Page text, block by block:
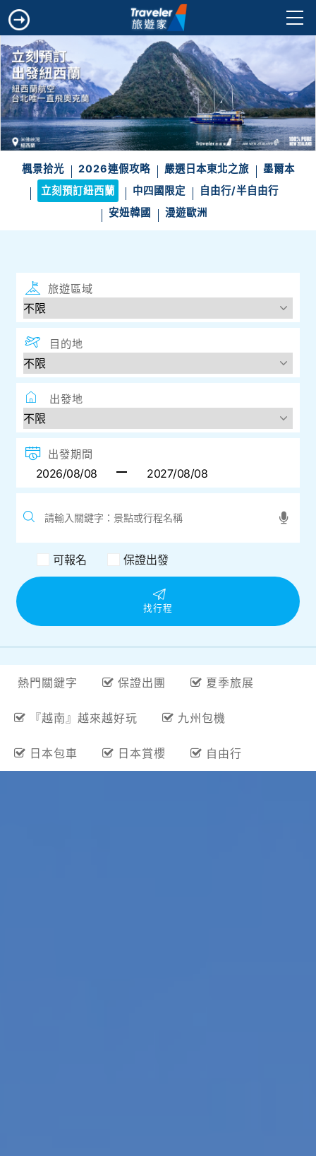
楓景拾光 2026連假攻略 嚴選日本東北之旅
墨爾本
立刻預訂紐西蘭
中四國限定
自由行/半自由行
安妞韓國
漫遊歐洲
旅遊區域
目的地
出發地
出發期間
可報名 保證出發
找行程
熱門關鍵字 保證出團 夏季旅展
『越南』越來越好玩 九州包機
日本包車 日本賞櫻 自由行